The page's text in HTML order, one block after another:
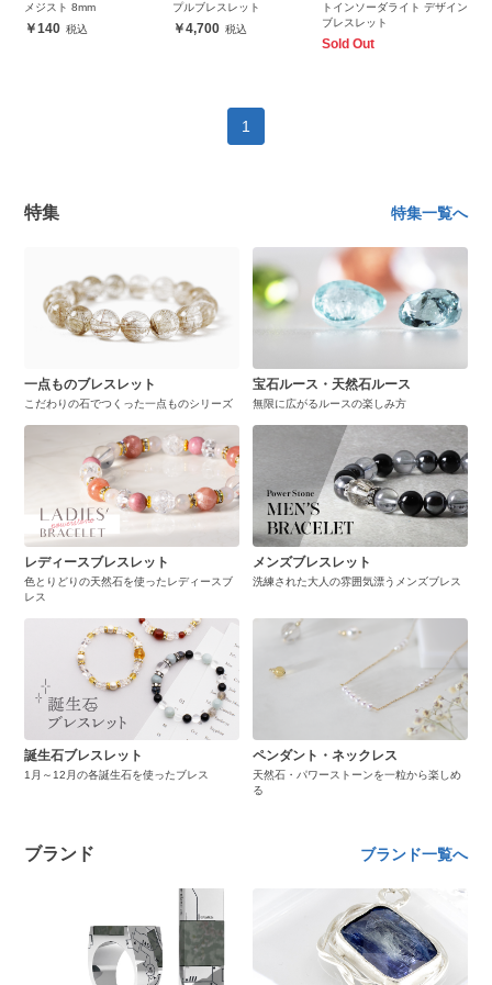
メジスト 8mm
140
プルブレスレット
4,700
トインソーダライト デザイン
ブレスレット
Sold Out
1
特集 特集一覧へ
一点ものブレスレット
こだわりの石でつくった一点ものシリーズ
宝石ルース・天然石ルース
無限に広がるルースの楽しみ方
レディースブレスレット
色とりどりの天然石を使ったレディースブ
レス
メンズブレスレット
洗練された大人の雰囲気漂うメンズブレス
誕生石ブレスレット
1月～12月の各誕生石を使ったブレス
ペンダント・ネックレス
天然石・パワーストーンを一粒から楽しめ
る
ブランド ブランド一覧へ